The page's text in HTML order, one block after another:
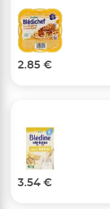
2.85 €
3.54 €